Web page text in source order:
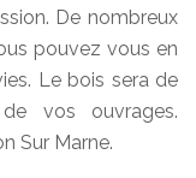
De nombreux
pouvez vous en
Le bois sera de
vos ouvrages.
Sur Marne.